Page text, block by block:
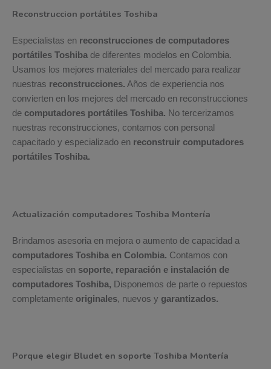
Reconstruccion portátiles Toshiba
Especialistas en reconstrucciones de computadores
portátiles Toshiba de diferentes modelos en Colombia.
Usamos los mejores materiales del mercado para realizar
nuestras reconstrucciones. Años de experiencia nos
convierten en los mejores del mercado en reconstrucciones
de computadores portátiles Toshiba. No tercerizamos
nuestras reconstrucciones, contamos con personal
capacitado y especializado en reconstruir computadores
portátiles Toshiba.
Actualización computadores Toshiba Montería
Brindamos asesoria en mejora o aumento de capacidad a
computadores Toshiba en Colombia. Contamos con
especialistas en soporte, reparación e instalación de
computadores Toshiba, Disponemos de parte o repuestos
completamente originales, nuevos y garantizados.
Porque elegir Bludet en soporte Toshiba Montería